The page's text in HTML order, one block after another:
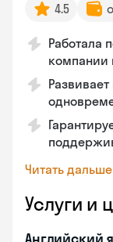
4.5
Работала
компании
Читать дальше
Услуги и